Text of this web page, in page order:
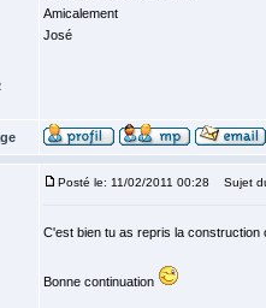
Amicalement
José
Posté le: 11/02/2011 00:28 Sujet
C'est bien tu as repris la
Bonne continuation